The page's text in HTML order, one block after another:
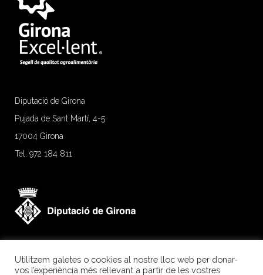
Diputació de Girona
Pujada de Sant Martí, 4-5
17004 Girona
Tel. 972 184 811
Utilitzem galetes o cookies al nostre lloc web per donar-
vos l’experiència més rellevant a partir de les vostres